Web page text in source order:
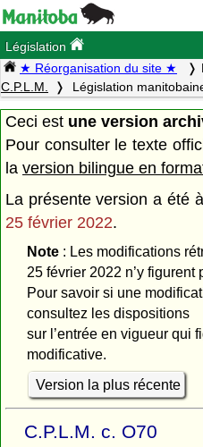
Législation
★ Réorganisation du site ★
C.P.L.M.
Législation
Ceci est une version
Pour consulter le texte
la version bilingue en
La présente version a été
25 février 2022.
Note: Les modifications
25 février 2022 n’y figurent
Pour savoir si une
consultez les dispositions
sur l’entrée en vigueur qui
modificative.
Version la plus récente
C.P.L.M. c. O70